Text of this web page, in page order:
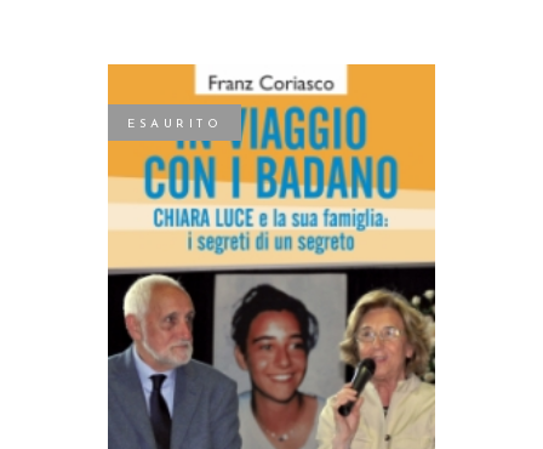
ESAURITO
LEGGI TUTTO